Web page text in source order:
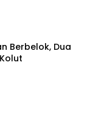
Berbelok, Dua